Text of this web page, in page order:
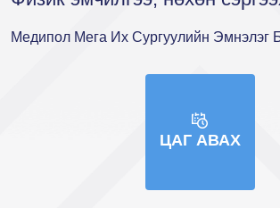
Медипол Мега Их Сургуулийн Эмнэлэг
ЦАГ АВАХ